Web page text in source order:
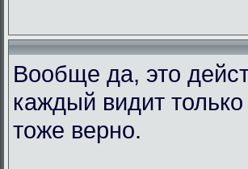
Вообще да, это
каждый видит только
тоже верно.